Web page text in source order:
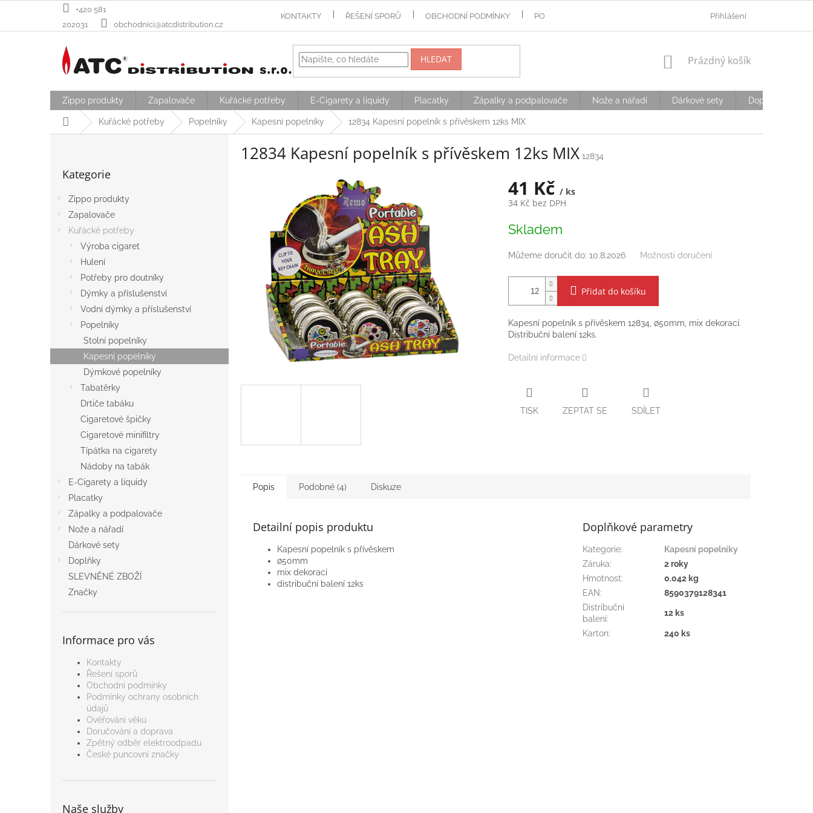
+420 581
202031
obchodnici@atcdistribution.cz
KONTAKTY ŘEŠENÍ SPORŮ OBCHODNÍ PODMÍNKY PODMÍNKY OCHRANY OSOBNÍCH ÚDAJŮ OVĚŘOVÁNÍ VĚKU
Přihlášení
HLEDAT
NÁKUPNÍ
Prázdný košík
Zippo produkty Zapalovače Kuřácké potřeby E-Cigarety a liquidy Placatky Zápalky a podpalovače Nože a nářadí Dárkové sety Doplňky
Domů Kuřácké potřeby Popelníky Kapesní popelníky 12834 Kapesní popelník s přívěskem 12ks MIX
kategorie
Kategorie
Zippo produkty
Zapalovače
Kuřácké potřeby
Výroba cigaret
Hulení
Potřeby pro doutníky
Dýmky a příslušenství
Vodní dýmky a příslušenství
Popelníky
Stolní popelníky
Kapesní popelníky
Dýmkové popelníky
Tabatěrky
Drtiče tabáku
Cigaretové špičky
Cigaretové minifiltry
Típátka na cigarety
Nádoby na tabák
E-Cigarety a liquidy
Placatky
Zápalky a podpalovače
Nože a nářadí
Dárkové sety
Doplňky
SLEVNĚNÉ ZBOŽÍ
Značky
Informace pro vás
Kontakty
Řešení sporů
Obchodní podmínky
Podmínky ochrany osobních
údajů
Ověřování věku
Doručování a doprava
Zpětný odběr elektroodpadu
České puncovní značky
Naše služby
12834 Kapesní popelník s přívěskem 12ks MIX 12834
41 Kč / ks
34 Kč bez DPH
cena:
Skladem
Můžeme doručit do: 10.8.2026 Možnosti doručení
Přidat do košíku
Kapesní popelník s přívěskem 12834, ∅50mm, mix dekorací.
Distribuční balení 12ks.
Detailní informace
TISK ZEPTAT SE SDÍLET
Popis Podobné (4) Diskuze
Detailní popis produktu
Kapesní popelník s přívěskem
∅50mm
mix dekorací
distribuční balení 12ks
Doplňkové parametry
Kategorie:
Kapesní popelníky
Záruka:
2 roky
Hmotnost:
0.042 kg
EAN:
8590379128341
Distribuční
balení:
12 ks
Karton: 240 ks